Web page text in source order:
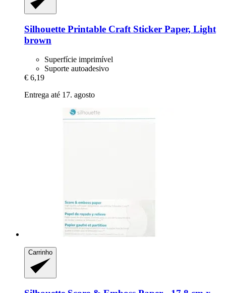
Silhouette Printable Craft Sticker Paper, Light
brown
Superfície imprimível
Suporte autoadesivo
€ 6,19
Entrega até 17. agosto
Carrinho